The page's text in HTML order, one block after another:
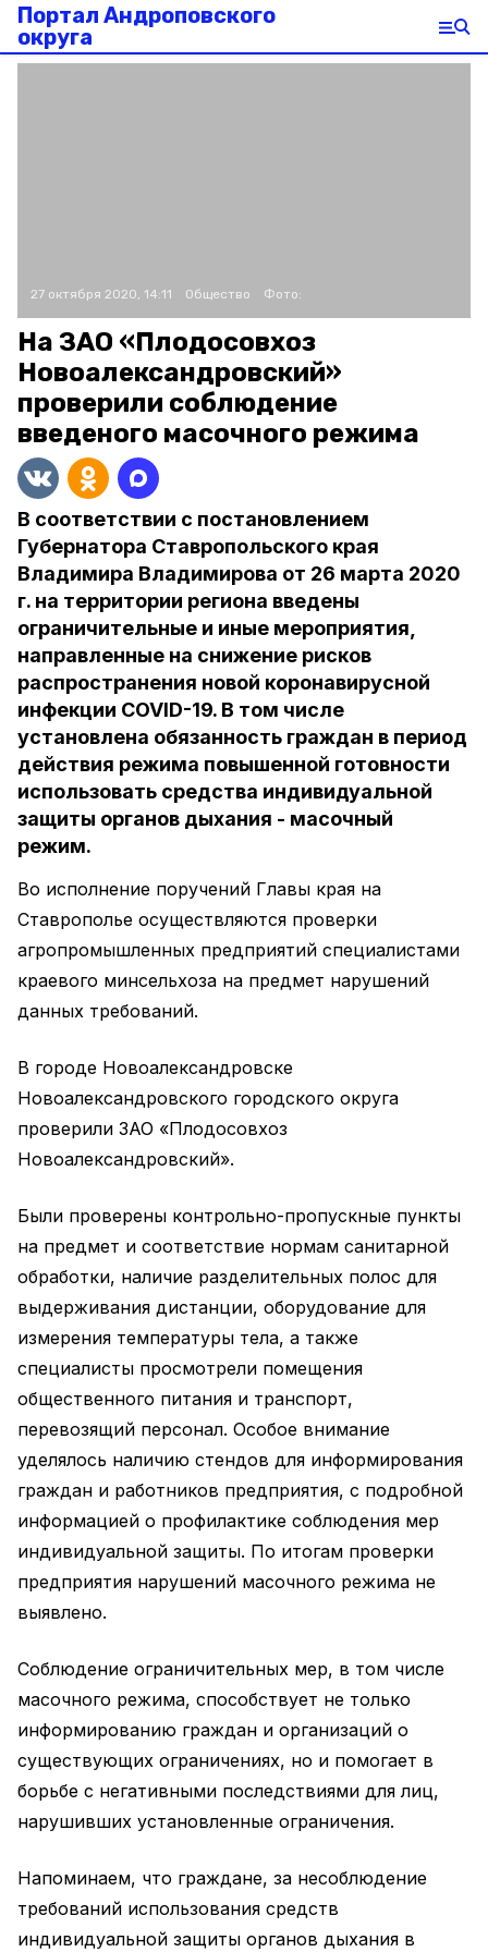
Портал Андроповского
округа
27 октября 2020, 14:11 Общество Фото:
На ЗАО «Плодосовхоз
Новоалександровский»
проверили соблюдение
введеного масочного режима
В соответствии с постановлением
Губернатора Ставропольского края
Владимира Владимирова от 26 марта 2020
г. на территории региона введены
ограничительные и иные мероприятия,
направленные на снижение рисков
распространения новой коронавирусной
инфекции COVID-19. В том числе
установлена обязанность граждан в период
действия режима повышенной готовности
использовать средства индивидуальной
защиты органов дыхания - масочный
режим.
Во исполнение поручений Главы края на
Ставрополье осуществляются проверки
агропромышленных предприятий специалистами
краевого минсельхоза на предмет нарушений
данных требований.
В городе Новоалександровске
Новоалександровского городского округа
проверили ЗАО «Плодосовхоз
Новоалександровский».
Были проверены контрольно-пропускные пункты
на предмет и соответствие нормам санитарной
обработки, наличие разделительных полос для
выдерживания дистанции, оборудование для
измерения температуры тела, а также
специалисты просмотрели помещения
общественного питания и транспорт,
перевозящий персонал. Особое внимание
уделялось наличию стендов для информирования
граждан и работников предприятия, с подробной
информацией о профилактике соблюдения мер
индивидуальной защиты. По итогам проверки
предприятия нарушений масочного режима не
выявлено.
Соблюдение ограничительных мер, в том числе
масочного режима, способствует не только
информированию граждан и организаций о
существующих ограничениях, но и помогает в
борьбе с негативными последствиями для лиц,
нарушивших установленные ограничения.
Напоминаем, что граждане, за несоблюдение
требований использования средств
индивидуальной защиты органов дыхания в